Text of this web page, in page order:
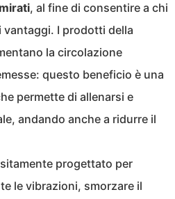
, al fine di consentire a chi
I prodotti della
la circolazione
questo beneficio è una
permette di allenarsi e
andando anche a ridurre il
progettato per
le vibrazioni, smorzare il